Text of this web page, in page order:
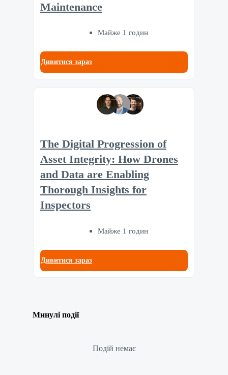
Maintenance
Майже 1 годин
Дивитися зараз
The Digital Progression of
Asset Integrity: How Drones
and Data are Enabling
Thorough Insights for
Inspectors
Майже 1 годин
Дивитися зараз
Минулі події
Подій немає